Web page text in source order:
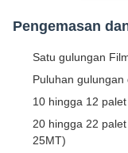
Pengemasan
Satu gulungan
Puluhan
10 hingga 12
20 hingga 22
25MT)